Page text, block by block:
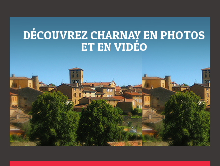
DÉCOUVREZ CHARNAY EN PHOTOS
ET EN VIDÉO